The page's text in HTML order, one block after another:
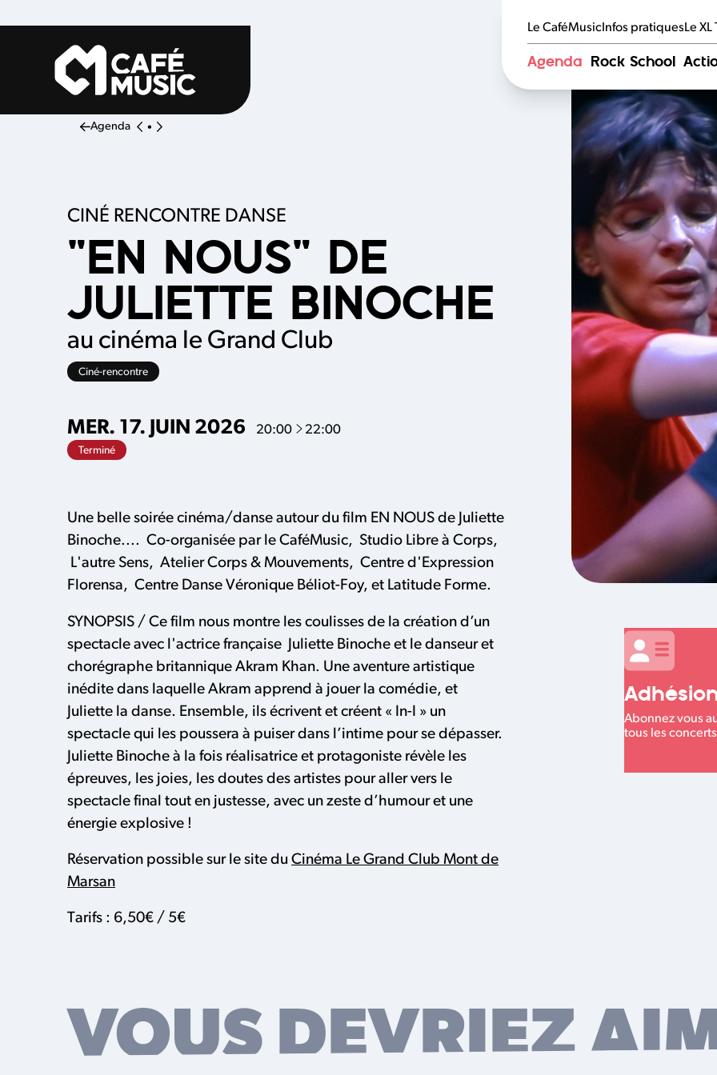
Le CaféMusicInfos pratiquesLe XL
Agenda Rock School
Agenda •
CINÉ RENCONTRE DANSE
"EN NOUS" DE
JULIETTE BINOCHE
au cinéma le Grand Club
Ciné-rencontre
MER. 17. JUIN 2026 20:00 À
22:00
Terminé
Une belle soirée cinéma/danse autour du film EN NOUS de Juliette
Binoche.... Co-organisée par le CaféMusic, Studio Libre à Corps,
L'autre Sens, Atelier Corps & Mouvements, Centre d'Expression
Florensa, Centre Danse Véronique Béliot-Foy, et Latitude Forme.
SYNOPSIS / Ce film nous montre les coulisses de la création d’un
spectacle avec l'actrice française
Juliette Binoche et le danseur et
chorégraphe britannique Akram Khan. Une aventure artistique
inédite dans laquelle Akram apprend à jouer la comédie, et
Juliette la danse. Ensemble, ils écrivent et créent « In-I » un
spectacle qui les poussera à puiser dans l’intime pour se dépasser.
Juliette Binoche à la fois réalisatrice et protagoniste révèle les
épreuves, les joies, les doutes des artistes pour aller vers le
spectacle final tout en justesse, avec un zeste d’humour et une
énergie explosive !
Réservation possible sur le site du Cinéma Le Grand Club Mont de
Marsan
Tarifs : 6,50€ / 5€
Abonnez vous
tous les
VOUS DEVRIEZ